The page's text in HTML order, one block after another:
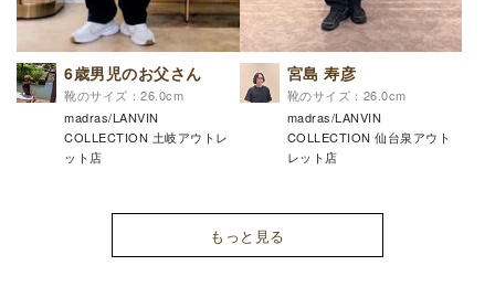
6歳男児のお父さん
靴のサイズ：26.0cm
madras/LANVIN
COLLECTION 土岐アウトレ
ット店
宮島 寿彦
靴のサイズ：26.0cm
madras/LANVIN
COLLECTION 仙台泉アウト
レット店
もっと見る